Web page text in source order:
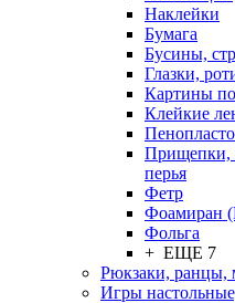
Наклейки
Бумага
Бусины,
Глазки,
Картины
Клейкие
Прищепки,
перья
Фетр
Фоамиран
Фольга
+ ЕЩЕ 7
Рюкзаки, ранцы,
Игры